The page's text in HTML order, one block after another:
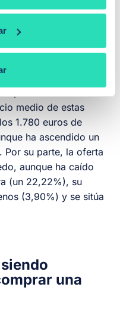
incremento
lo vemos reflejado,
ciudades: en
a la de Madrid,
medio de estas
1.780 euros de
ha ascendido un
Por su parte, la oferta
aunque ha caído
(un 22,22%), su
(3,90%) y se sitúa
una